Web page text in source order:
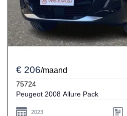
€ 206/maand
75724
Peugeot 2008 Allure Pack
2023